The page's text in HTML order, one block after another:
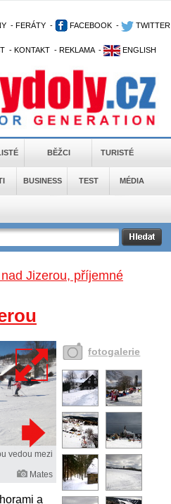
- FERÁTY - FACEBOOK - TWITTER
- KONTAKT - REKLAMA - ENGLISH
BĚŽCI TURISTÉ
BUSINESS TEST MÉDIA
Jizerou, příjemné
vedou mezi
Mates
a
fotogalerie